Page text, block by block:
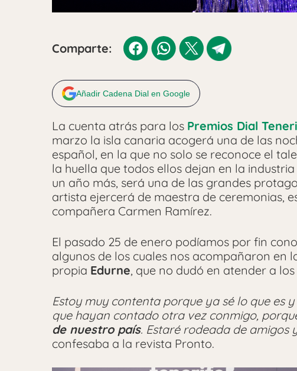
Comparte:
Añadir Cadena Dial en Google
La cuenta atrás para los Premios Dial
marzo la isla canaria acogerá una de las
español, en la que no solo se reconoce el
la huella que todos ellos dejan en la
un año más, será una de las grandes
artista ejercerá de maestra de ceremonias,
compañera Carmen Ramírez.
El pasado 25 de enero podíamos por fin
algunos de los cuales nos acompañaron en
propia Edurne, que no dudó en atender a
Estoy muy contenta porque ya sé lo que es
que hayan contado otra vez conmigo,
de nuestro país. Estaré rodeada de amigos
confesaba a la revista Pronto.